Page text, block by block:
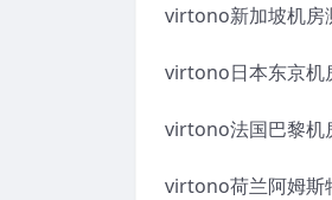
virtono新加坡机房
virtono日本东京机
virtono法国巴黎机
virtono荷兰阿姆斯